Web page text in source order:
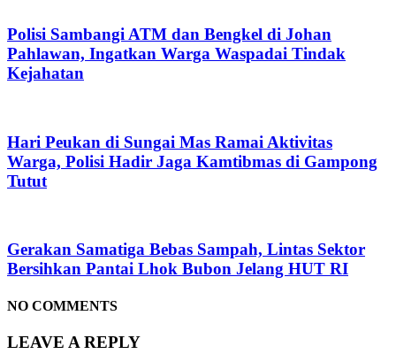
Polisi Sambangi ATM dan Bengkel di Johan
Pahlawan, Ingatkan Warga Waspadai Tindak
Kejahatan
Hari Peukan di Sungai Mas Ramai Aktivitas
Warga, Polisi Hadir Jaga Kamtibmas di Gampong
Tutut
Gerakan Samatiga Bebas Sampah, Lintas Sektor
Bersihkan Pantai Lhok Bubon Jelang HUT RI
NO COMMENTS
LEAVE A REPLY